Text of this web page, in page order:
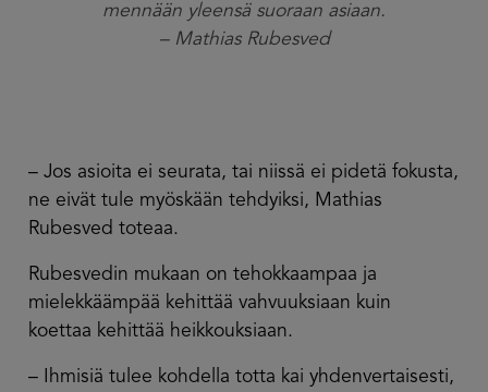
mennään yleensä suoraan asiaan.
– Mathias Rubesved
– Jos asioita ei seurata, tai niissä ei pidetä fokusta,
ne eivät tule myöskään tehdyiksi, Mathias
Rubesved toteaa.
Rubesvedin mukaan on tehokkaampaa ja
mielekkäämpää kehittää vahvuuksiaan kuin
koettaa kehittää heikkouksiaan.
– Ihmisiä tulee kohdella totta kai yhdenvertaisesti,